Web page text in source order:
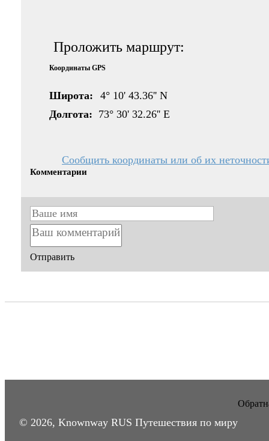
Проложить маршрут:
Координаты GPS
Широта:
4° 10' 43.36'' N
Долгота: 73° 30' 32.26'' E
Сообщить координаты или об их
Комментарии
Отправить
© 2026, Knownway RUS Путешествия по миру